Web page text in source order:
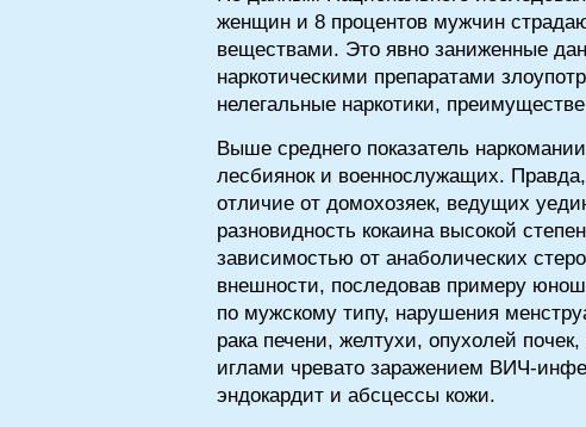
женщин и 8 процентов мужчин
веществами. Это явно заниженные
наркотическими препаратами
нелегальные наркотики,
Выше среднего показатель
лесбиянок и военнослужащих.
отличие от домохозяек, ведущих
разновидность кокаина высокой
зависимостью от анаболических
внешности, последовав примеру
по мужскому типу, нарушения
рака печени, желтухи, опухолей
иглами чревато заражением ВИЧ-
эндокардит и абсцессы кожи.